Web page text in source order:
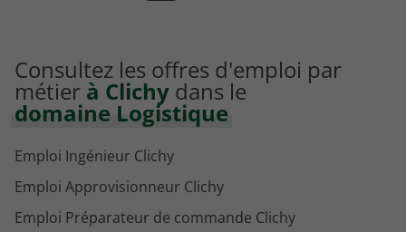
Consultez les offres d'emploi par
métier à Clichy dans le
domaine Logistique
Emploi Ingénieur Clichy
Emploi Approvisionneur Clichy
Emploi Préparateur de commande Clichy